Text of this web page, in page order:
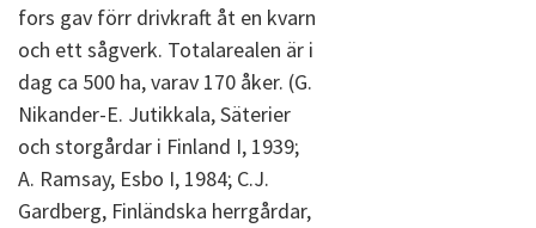
fors gav förr drivkraft åt en kvarn
och ett sågverk. Totalarealen är i
dag ca 500 ha, varav 170 åker. (G.
Nikander-E. Jutikkala, Säterier
och storgårdar i Finland I, 1939;
A. Ramsay, Esbo I, 1984; C.J.
Gardberg, Finländska herrgårdar,